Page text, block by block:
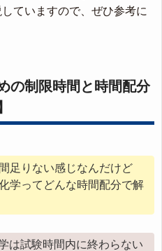
ていますので、ぜひ参考に
の制限時間と時間配分
足りない感じなんだけど
学ってどんな時間配分で解
は試験時間内に終わらない